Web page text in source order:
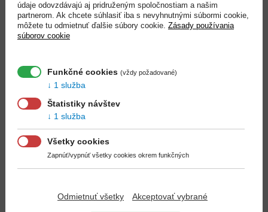
Používanie týchto cookies záleží výlučne na vašom
nastavení. Ich vypnutie môže znamenať, že prídete o
niektoré služby a podporu, ktoré by sme vám v opačnom
službu už odmietli.
Reklamné– slúžia na optimalizáciu zobrazovanej reklamy
marketingovej komunikácie zadávateľov. Vďaka nim sa
vám napríklad nebude zbytočne často zobrazovať reklama
z oblasti, o ktorú nemáte záujem.
SÚHLAS S UKLADANÍM COOKIES
je prehliadač nastavený inak. Používaním týchto webových
údaje odovzdávajú aj pridruženým spoločnostiam a našim
partnerom. Ak chcete súhlasiť iba s nevyhnutnými súbormi cookie,
môžete tu odmietnuť ďalšie súbory cookie. Zásady používania
súborov cookie
Funkčné cookies (vždy požadované)
1 služba
Štatistiky návštev
1 služba
Všetky cookies
Zapnúť/vypnúť všetky cookies okrem funkčných
Odmietnuť všetky Akceptovať vybrané